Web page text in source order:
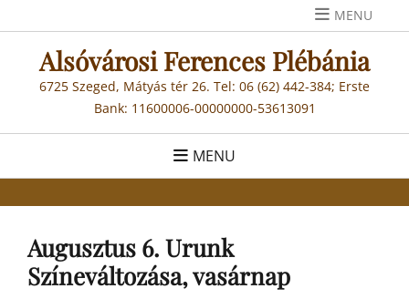
to
content
MENU
Alsóvárosi Ferences Plébánia
6725 Szeged, Mátyás tér 26. Tel: 06 (62) 442-384; Erste
Bank: 11600006-00000000-53613091
MENU
Augusztus 6. Urunk
Színeváltozása, vasárnap